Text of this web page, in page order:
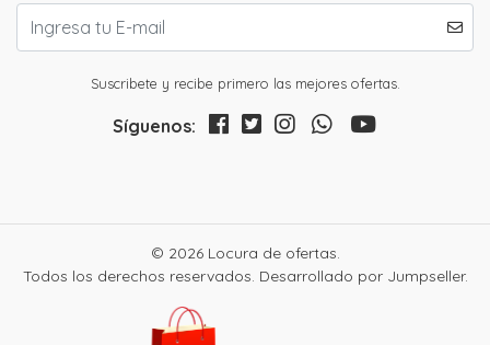
Suscribete y recibe primero las mejores ofertas.
Síguenos:
© 2026 Locura de ofertas.
Todos los derechos reservados. Desarrollado por Jumpseller.